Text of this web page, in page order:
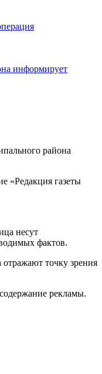
информирует
района
«Редакция газеты
несут
фактов.
точку зрения
рекламы.